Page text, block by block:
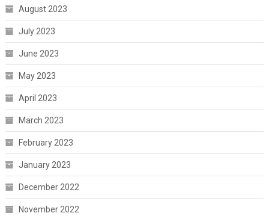
August 2023
July 2023
June 2023
May 2023
April 2023
March 2023
February 2023
January 2023
December 2022
November 2022